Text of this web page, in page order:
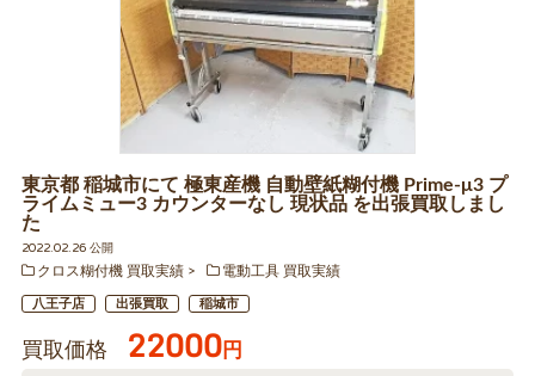
東京都 稲城市にて 極東産機 自動壁紙糊付機 Prime-μ3 プ
ライムミュー3 カウンターなし 現状品 を出張買取しまし
た
2022.02.26 公開
クロス糊付機 買取実績
電動工具 買取実績
八王子店 出張買取 稲城市
買取価格 22000円